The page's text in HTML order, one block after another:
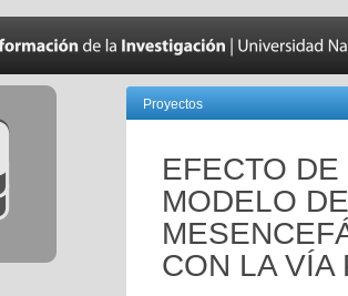
Proyectos
EFECTO
MODELO
CON LA VÍA